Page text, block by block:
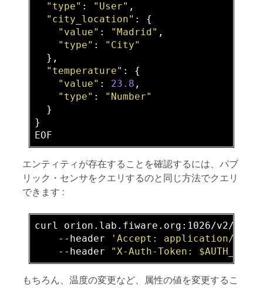
"type" : "User" ,
"city_location" : {
"value" : "Madrid" ,
"type" :
"City"
  },
"temperature" : {
"value" : 23.8 ,
"type" :
"Number"
  }
}
エンティティが存在することを確認するには、パブ
リック・センサをクエリするのと同じ方法でクエリ
できます :
curl orion.lab.fiware.org:1026/v2/
    -
-header
'Accept: application/json'
    -
-header "X-Auth-Token:
もちろん、温度の変更など、属性の値を変更するこ